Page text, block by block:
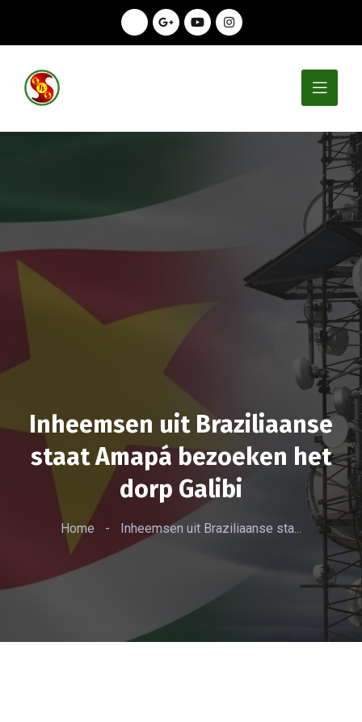
Inheemsen uit Braziliaanse
staat Amapá bezoeken het
dorp Galibi
Home - Inheemsen uit Braziliaanse sta...